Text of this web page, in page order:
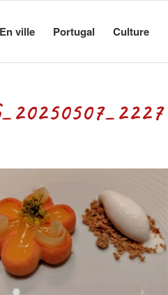
En ville Portugal Culture